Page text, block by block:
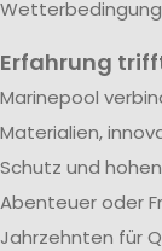
Erfahrung
Marinepool
Materialien,
Schutz und
Abenteuer oder
Jahrzehnten für